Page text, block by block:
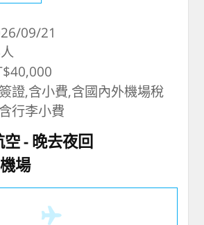
09/21
證,含小費,含國內外機場稅
行李小費
空 晚去夜回
場